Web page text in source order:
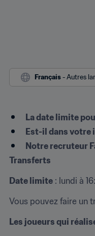
Français - Autres
La date limite
Est-il dans votre
Notre recruteur
Transferts
Date limite : lundi à
Vous pouvez faire un
Les joueurs qui